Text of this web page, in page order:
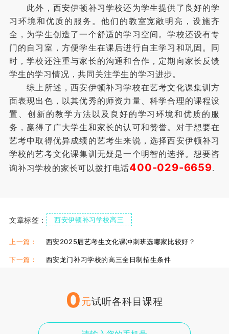
此外，西安伊顿补习学校还为学生提供了良好的学
习环境和优质的服务。他们的教室宽敞明亮，设施齐
全，为学生创造了一个舒适的学习空间。学校还设有专
门的自习室，方便学生在课后进行自主学习和巩固。同
时，学校还注重与家长的沟通和合作，定期向家长反馈
学生的学习情况，共同关注学生的学习进步。
综上所述，西安伊顿补习学校在艺考文化课集训方
面表现出色，以其优秀的师资力量、科学合理的课程设
置、创新的教学方法以及良好的学习环境和优质的服
务，赢得了广大学生和家长的认可和赞誉。对于想要在
艺考中取得优异成绩的艺考生来说，选择西安伊顿补习
学校的艺考文化课集训无疑是一个明智的选择。想要咨
询补习学校的家长可以拨打电话400-029-6659.
文章标签： 西安伊顿补习学校高三
西安伊顿补习学校复读 西安伊顿补习学校校区
上一篇： 西安2025届艺考生文化课冲刺班选哪家比较好？
下一篇： 西安龙门补习学校的高三全日制招生条件
0元试听各科目课程